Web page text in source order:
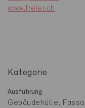
www.treier.ch
Kategorie
Ausführung
Gebäudehülle,